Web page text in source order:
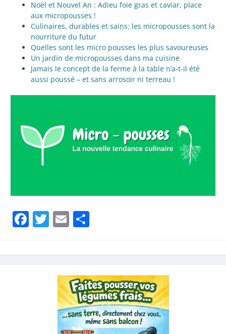
Noël et Nouvel An : Adieu foie gras et caviar, place
aux micropousses !
Culinaires, durables et sains: les micropousses sont la
nourriture du futur
Quelles sont les micro pousses les plus savoureuses
Un jardin de micropousses dans ma cuisine
Jamais le concept de la ferme à la table n’a-t-il été
aussi poussé – et sans arrosoir ni terreau !
Facebook
Twitter
Email